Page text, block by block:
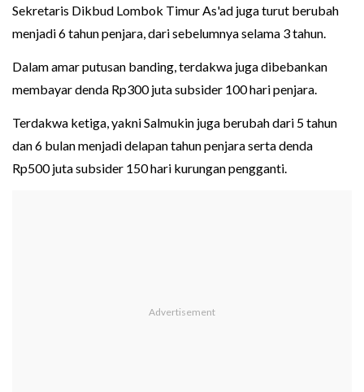
Sekretaris Dikbud Lombok Timur As'ad juga turut berubah
menjadi 6 tahun penjara, dari sebelumnya selama 3 tahun.
Dalam amar putusan banding, terdakwa juga dibebankan
membayar denda Rp300 juta subsider 100 hari penjara.
Terdakwa ketiga, yakni Salmukin juga berubah dari 5 tahun
dan 6 bulan menjadi delapan tahun penjara serta denda
Rp500 juta subsider 150 hari kurungan pengganti.